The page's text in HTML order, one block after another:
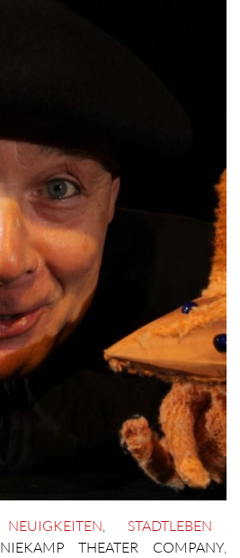
NEUIGKEITEN
STADTLEBEN
NIEKAMP THEATER COMPANY,